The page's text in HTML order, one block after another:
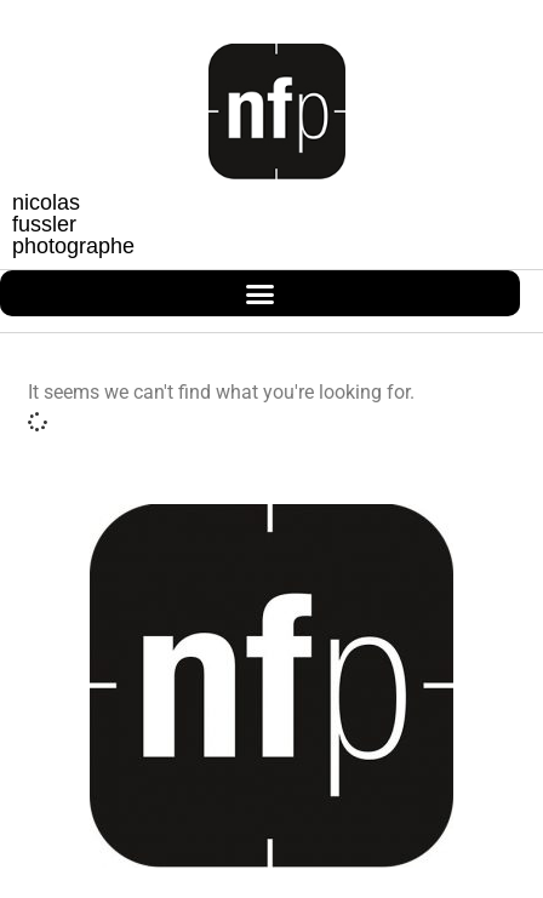
nicolas
fussler
photographe
It seems we can't find what you're looking for.